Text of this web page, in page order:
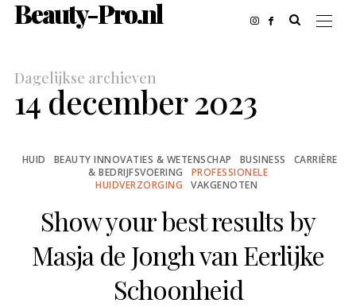
Beauty-Pro.nl
Dagelijkse archieven
14 december 2023
HUID BEAUTY INNOVATIES & WETENSCHAP BUSINESS
CARRIÈRE
& BEDRIJFSVOERING
PROFESSIONELE
HUIDVERZORGING
VAKGENOTEN
Show your best results by
Masja de Jongh van Eerlijke
Schoonheid